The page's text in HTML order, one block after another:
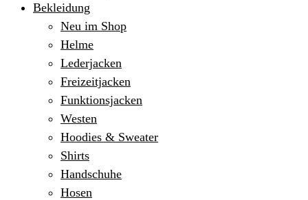
Bekleidung
Neu im Shop
Helme
Lederjacken
Freizeitjacken
Funktionsjacken
Westen
Hoodies & Sweater
Shirts
Handschuhe
Hosen